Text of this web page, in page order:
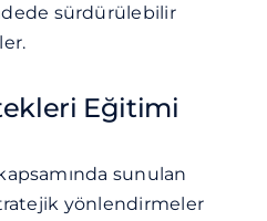
sürdürülebilir
Eğitimi
sunulan
yönlendirmeler